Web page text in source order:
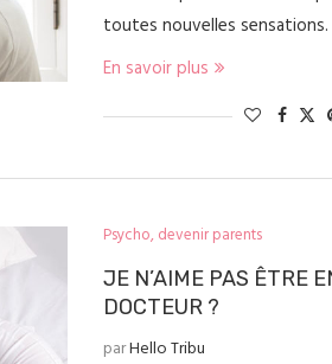
toutes nouvelles
En savoir plus
Psycho, devenir parents
JE N’AIME PAS ÊTRE
DOCTEUR ?
parHello Tribu